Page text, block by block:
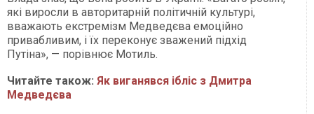
які виросли в авторитарній політичній культурі,
вважають екстремізм Медведєва емоційно
привабливим, і їх переконує зважений підхід
Путіна», — порівнює Мотиль.
Читайте також: Як виганявся ібліс з Дмитра
Медведєва